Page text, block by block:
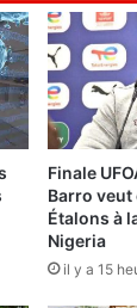
Finale
Barro
Étalons à
Nigeria
il y a 15